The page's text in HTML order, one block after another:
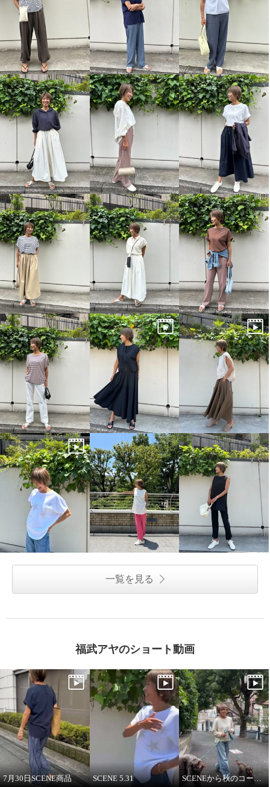
一覧を見る
福武アヤのショート動画
7月30日SCENE商品 SCENE 5.31 SCENEから秋のコーディネート紹介